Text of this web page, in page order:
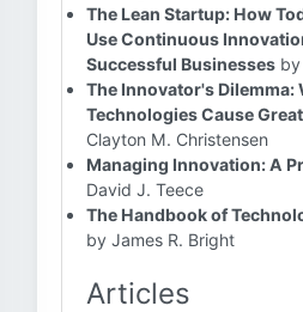
The Lean Startup: How
Use Continuous
Successful Businesses by
The Innovator's Dilemma:
Technologies Cause
Clayton M. Christensen
Managing Innovation: A
David J. Teece
The Handbook of
by James R. Bright
Articles